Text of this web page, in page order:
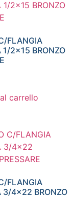
FLANGIA
1/2×15 BRONZO
carrello
FLANGIA
3/4×22 BRONZO